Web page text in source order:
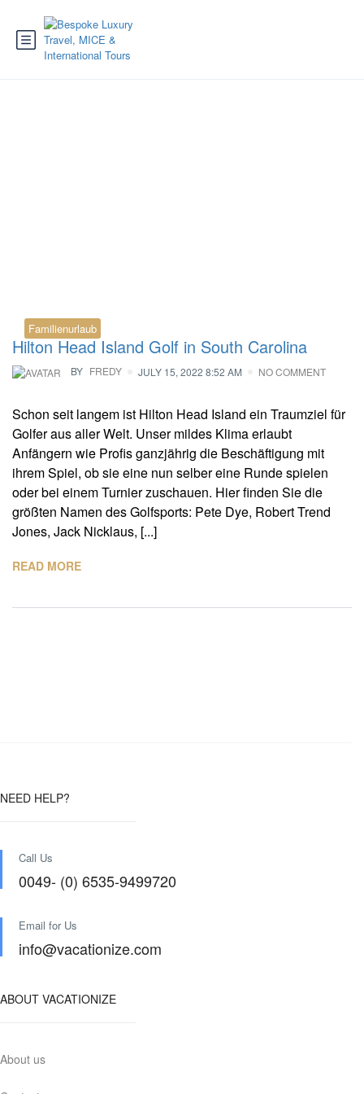
Familienurlaub
Hilton Head Island Golf in South Carolina
BY FREDY JULY 15, 2022 8:52 AM NO COMMENT
Schon seit langem ist Hilton Head Island ein Traumziel für
Golfer aus aller Welt. Unser mildes Klima erlaubt
Anfängern wie Profis ganzjährig die Beschäftigung mit
ihrem Spiel, ob sie eine nun selber eine Runde spielen
oder bei einem Turnier zuschauen. Hier finden Sie die
größten Namen des Golfsports: Pete Dye, Robert Trend
Jones, Jack Nicklaus, [...]
READ MORE
NEED HELP?
Call Us
0049- (0) 6535-9499720
Email for Us
info@vacationize.com
ABOUT VACATIONIZE
About us